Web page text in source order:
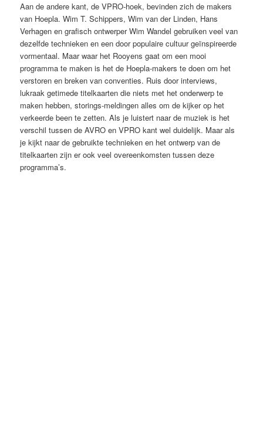
Aan de andere kant, de VPRO-hoek, bevinden zich de makers
van Hoepla. Wim T. Schippers, Wim van der Linden, Hans
Verhagen en grafisch ontwerper Wim Wandel gebruiken veel van
dezelfde technieken en een door populaire cultuur geïnspireerde
vormentaal. Maar waar het Rooyens gaat om een mooi
programma te maken is het de Hoepla-makers te doen om het
verstoren en breken van conventies. Ruis door interviews,
lukraak getimede titelkaarten die niets met het onderwerp te
maken hebben, storings-meldingen alles om de kijker op het
verkeerde been te zetten. Als je luistert naar de muziek is het
verschil tussen de AVRO en VPRO kant wel duidelijk. Maar als
je kijkt naar de gebruikte technieken en het ontwerp van de
titelkaarten zijn er ook veel overeenkomsten tussen deze
programma’s.